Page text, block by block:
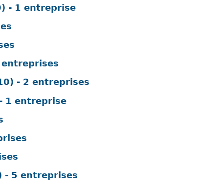
- 1 entreprise
entreprises
- 2 entreprises
- 1 entreprise
- 5 entreprises